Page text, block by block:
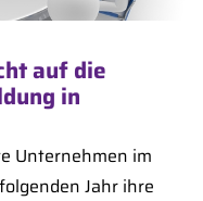
auf die
in
Unternehmen im
Jahr ihre